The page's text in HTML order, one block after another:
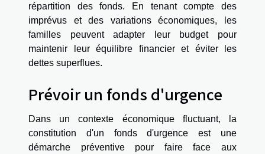
répartition des fonds. En tenant compte des
imprévus et des variations économiques, les
familles peuvent adapter leur budget pour
maintenir leur équilibre financier et éviter les
dettes superflues.
Prévoir un fonds d'urgence
Dans un contexte économique fluctuant, la
constitution d'un fonds d'urgence est une
démarche préventive pour faire face aux